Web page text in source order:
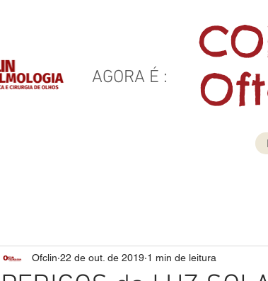
AGORA É :
Ofclin 22 de out. de 2019 1 min de leitura